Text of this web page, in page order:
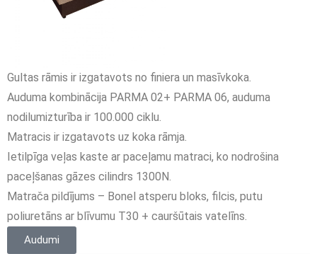
Gultas rāmis ir izgatavots no finiera un masīvkoka.
Auduma kombinācija PARMA 02+ PARMA 06, auduma
nodilumizturība ir 100.000 ciklu.
Matracis ir izgatavots uz koka rāmja.
Ietilpīga veļas kaste ar paceļamu matraci, ko nodrošina
paceļšanas gāzes cilindrs 1300N.
Matrača pildījums – Bonel atsperu bloks, filcis, putu
poliuretāns ar blīvumu T30 + cauršūtais vatelīns.
Audumi